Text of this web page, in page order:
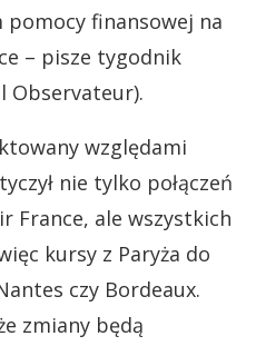
pomocy finansowej na
– pisze tygodnik
Observateur).
względami
nie tylko połączeń
France, ale wszystkich
kursy z Paryża do
czy Bordeaux.
zmiany będą